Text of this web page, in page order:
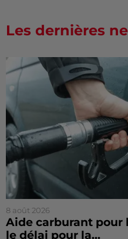
Les dernières
8 août 2026
Aide carburant pour
le délai pour la...